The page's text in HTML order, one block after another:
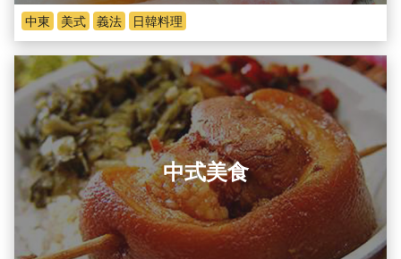
中東 美式 義法 日韓料理
中式美食